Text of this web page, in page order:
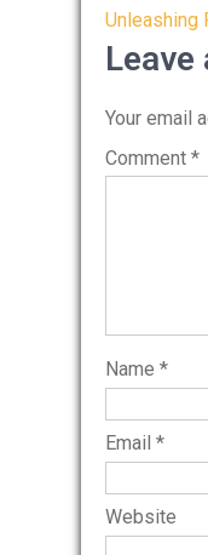
Post
Unleashing
Leave
Your email
Comment *
Name *
Email *
Website